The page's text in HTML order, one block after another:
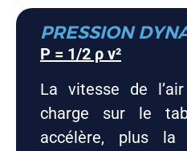
PRESSION
P = 1/2 ρ v²
La vitesse de
charge sur le
accélère, plus